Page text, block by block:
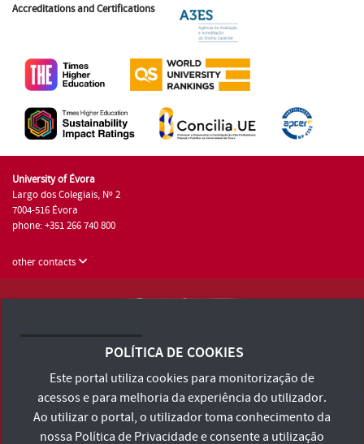
Accreditations and Certifications
University of Évora
Largo dos Colegiais, Nº 2
7004-516 Évora
phone: +351 266 740 800
other contacts
Terms and Conditions and Privacy Policy
Accessibility Statement
POLÍTICA DE COOKIES
Este portal utiliza cookies para monitorização de
acessos e para melhoria da experiência do utilizador.
Ao utilizar o portal, o utilizador toma conhecimento da
nossa Política de Privacidadee consente a utilização